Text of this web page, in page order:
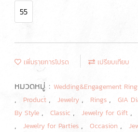
55
เพิ่มรายการโปรด เปรียบเทียบ
หมวดหมู่ : Wedding&Engagement
, Product , Jewelry , Rings , GIA
By Style , Classic , Jewelry for Gift ,
, Jewelry for Parties , Occasion ,